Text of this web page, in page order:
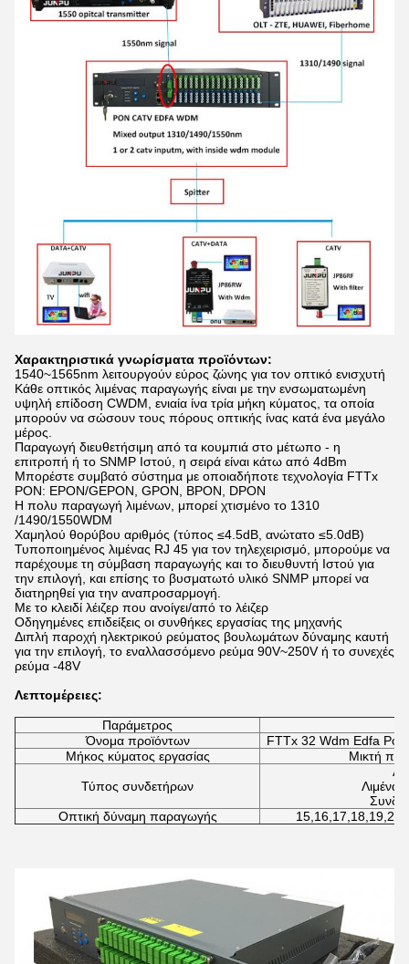
Χαρακτηριστικά γνωρίσματα προϊόντων:
1540~1565nm λειτουργούν εύρος ζώνης για τον οπτικό ενισχυτή
Κάθε οπτικός λιμένας παραγωγής είναι με την ενσωματωμένη
υψηλή επίδοση CWDM, ενιαία ίνα τρία μήκη κύματος, τα οποία
μπορούν να σώσουν τους πόρους οπτικής ίνας κατά ένα μεγάλο
μέρος.
Παραγωγή διευθετήσιμη από τα κουμπιά στο μέτωπο - η
επιτροπή ή το SNMP Ιστού, η σειρά είναι κάτω από 4dBm
Μπορέστε συμβατό σύστημα με οποιαδήποτε τεχνολογία FTTx
PON: EPON/GEPON, GPON, BPON, DPON
Η πολυ παραγωγή λιμένων, μπορεί χτισμένο το 1310
/1490/1550WDM
Χαμηλού θορύβου αριθμός (τύπος ≤4.5dB, ανώτατο ≤5.0dB)
Τυποποιημένος λιμένας RJ 45 για τον τηλεχειρισμό, μπορούμε να
παρέχουμε τη σύμβαση παραγωγής και το διευθυντή Ιστού για
την επιλογή, και επίσης το βυσματωτό υλικό SNMP μπορεί να
διατηρηθεί για την αναπροσαρμογή.
Με το κλειδί λέιζερ που ανοίγει/από το λέιζερ
Οδηγημένες επιδείξεις οι συνθήκες εργασίας της μηχανής
Διπλή παροχή ηλεκτρικού ρεύματος βουλωμάτων δύναμης καυτή
για την επιλογή, το εναλλασσόμενο ρεύμα 90V~250V ή το συνεχές
ρεύμα -48V
Λεπτομέρειες:
Παράμετρος
Όνομα προϊόντων
FTTx 32 Wdm Edfa Pon
Μήκος κύματος εργασίας
Μικτή
Τύπος συνδετήρων
Οπτική δύναμη παραγωγής